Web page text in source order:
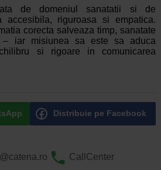
de domeniul sanatatii si de
accesibila, riguroasa si empatica.
corecta salveaza timp, sanatate
iar misiunea sa este sa aduca
si rigoare in comunicarea
Distribuie pe Facebook
CallCenter